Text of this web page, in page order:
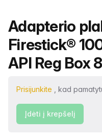
Produkto
Adapterio
Firestick®
API Reg Box
Prisijunkite , kad
Įdėti į krepšelį